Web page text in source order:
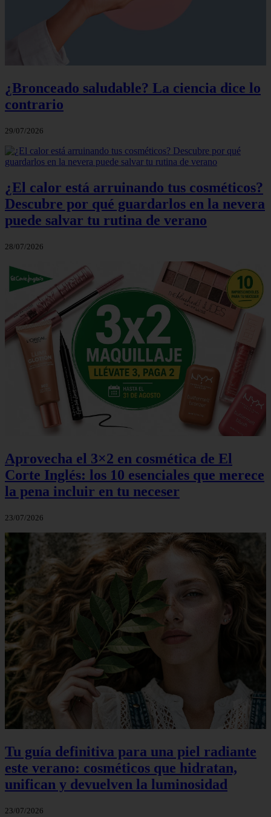
¿Bronceado saludable? La ciencia dice lo
contrario
29/07/2026
¿El calor está arruinando tus cosméticos?
Descubre por qué guardarlos en la nevera
puede salvar tu rutina de verano
28/07/2026
Aprovecha el 3×2 en cosmética de El
Corte Inglés: los 10 esenciales que merece
la pena incluir en tu neceser
23/07/2026
Tu guía definitiva para una piel radiante
este verano: cosméticos que hidratan,
unifican y devuelven la luminosidad
23/07/2026